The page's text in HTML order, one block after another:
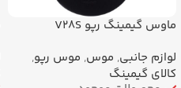
با سیم (Wired) – رابط USB
ماوس گیمینگ رپو V28S
لوازم جانبی, موس, موس رپو,
کالای گیمینگ